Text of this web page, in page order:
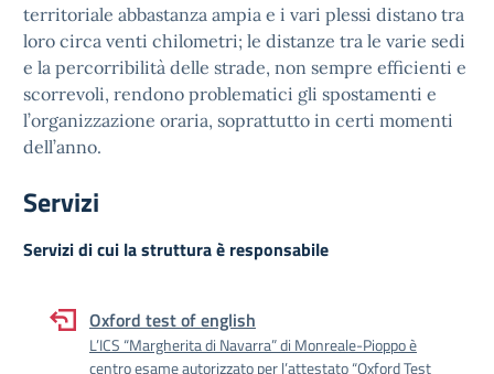
territoriale abbastanza ampia e i vari plessi distano tra
loro circa venti chilometri; le distanze tra le varie sedi
e la percorribilità delle strade, non sempre efficienti e
scorrevoli, rendono problematici gli spostamenti e
l’organizzazione oraria, soprattutto in certi momenti
dell’anno.
Servizi
Servizi di cui la struttura è responsabile
Oxford test of english
L’ICS “Margherita di Navarra” di Monreale-Pioppo è
centro esame autorizzato per l’attestato “Oxford Test